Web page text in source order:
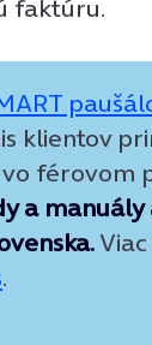
faktúru.
klientov
férovom
a
.